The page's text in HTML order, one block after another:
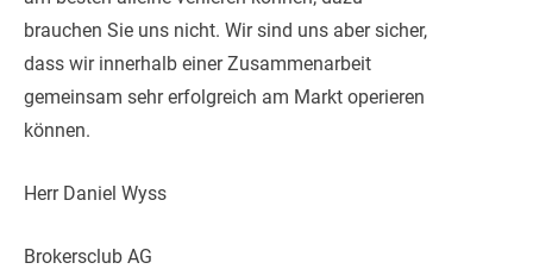
brauchen Sie uns nicht. Wir sind uns aber sicher,
dass wir innerhalb einer Zusammenarbeit
gemeinsam sehr erfolgreich am Markt operieren
können.
Herr Daniel Wyss
Brokersclub AG